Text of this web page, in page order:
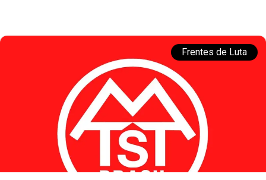
Frentes de Luta